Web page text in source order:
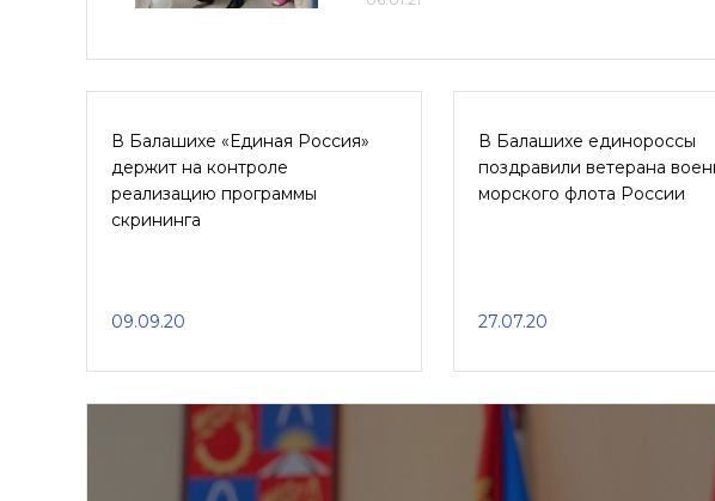
В Балашихе «Единая Россия»
держит на контроле
реализацию программы
скрининга
09.09.20
В Балашихе единороссы
поздравили ветерана
морского флота России
27.07.20